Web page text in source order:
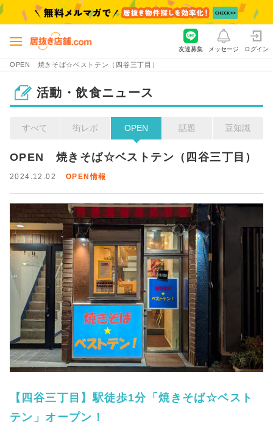
OPEN 焼きそば☆ベストテン（四谷三丁目）
友達募集 メッセージ ログイン
活動・飲食ニュース
すべて 街レポ OPEN 話題 豆知識
OPEN　焼きそば☆ベストテン（四谷三丁目）
2024.12.02 OPEN情報
【四谷三丁目】駅徒歩1分「焼きそば☆ベスト
テン」オープン！